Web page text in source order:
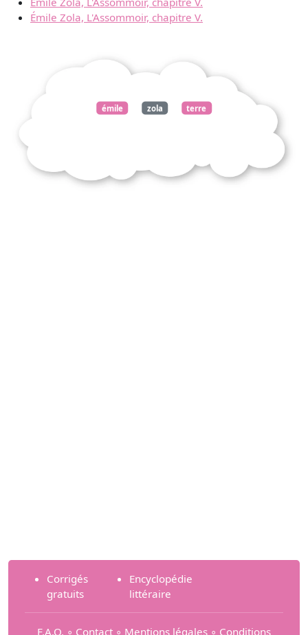
Émile Zola, L'Assommoir, chapitre V.
émile zola terre
Corrigés
gratuits
Encyclopédie
littéraire
F.A.Q. ∘ Contact ∘ Mentions légales ∘ Conditions